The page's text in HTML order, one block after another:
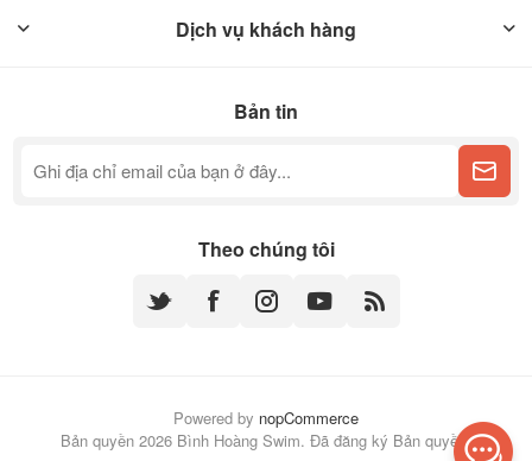
Dịch vụ khách hàng
Bản tin
Theo chúng tôi
Powered by nopCommerce
Bản quyền 2026 Bình Hoàng Swim. Đã đăng ký Bản quyền.